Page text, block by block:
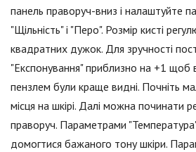
панель праворуч-вниз і налаштуйте
"Щільність" і "Перо". Розмір кисті
квадратних дужок. Для зручності
"Експонування" приблизно на +1 щоб
пензлем були краще видні. Почніть
місця на шкірі. Далі можна починати
праворуч. Параметрами
домогтися бажаного тону шкіри.